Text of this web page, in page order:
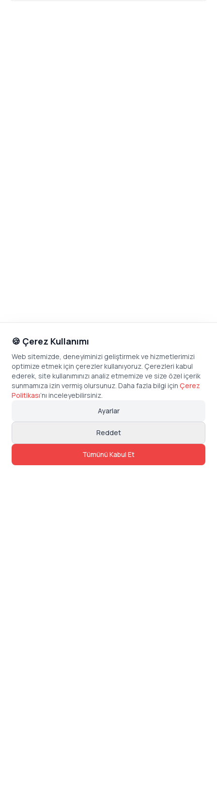
🍪 Çerez Kullanımı
Web sitemizde, deneyiminizi geliştirmek ve hizmetlerimizi
optimize etmek için çerezler kullanıyoruz. Çerezleri kabul
ederek, site kullanımınızı analiz etmemize ve size özel içerik
sunmamıza izin vermiş olursunuz. Daha fazla bilgi için Çerez
Politikası’nı inceleyebilirsiniz.
Ayarlar
Reddet
Tümünü Kabul Et